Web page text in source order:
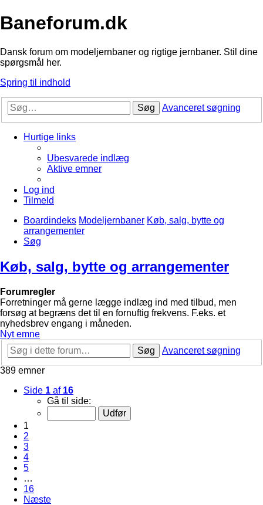
Baneforum.dk
Dansk forum om modeljernbaner og rigtige jernbaner. Stil dine
spørgsmål her.
Spring til indhold
Søg Avanceret søgning
Hurtige links
Ubesvarede indlæg
Aktive emner
Log ind
Tilmeld
Boardindeks Modeljernbaner Køb, salg, bytte og
arrangementer
Søg
Køb, salg, bytte og arrangementer
Forumregler
Forretninger må gerne lægge indlæg ind med tilbud, men
forsøg at begræns det til en fornuftig frekvens. F.eks. et
nyhedsbrev engang i måneden.
Nyt emne
Søg
Avanceret søgning
389 emner
Side 1 af 16
Gå til side:
1
2
3
4
5
…
16
Næste